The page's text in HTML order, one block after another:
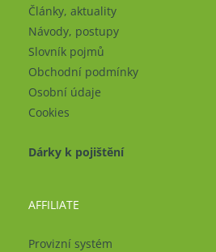
Články, aktuality
Návody, postupy
Slovník pojmů
Obchodní podmínky
Osobní údaje
Cookies
Dárky k pojištění
AFFILIATE
Provizní systém